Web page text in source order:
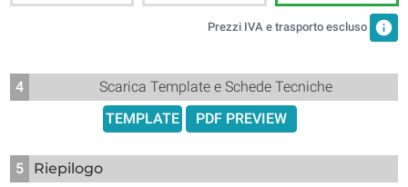
Prezzi IVA e trasporto escluso info
4
Scarica Template e Schede Tecniche
TEMPLATE
PDF PREVIEW
5
Riepilogo